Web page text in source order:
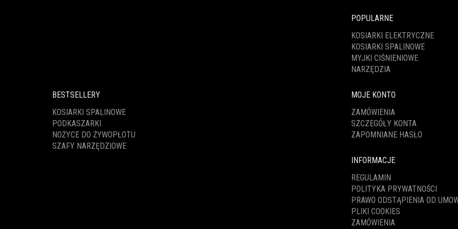
POPULARNE
KOSIARKI ELEKTRYCZNE
KOSIARKI SPALINOWE
MYJKI CIŚNIENIOWE
NARZĘDZIA
BESTSELLERY
KOSIARKI SPALINOWE
PODKASZARKI
NOŻYCE DO ŻYWOPŁOTU
SZAFY NARZĘDZIOWE
MOJE KONTO
ZAMÓWIENIA
SZCZEGÓŁY KONTA
ZAPOMNIANE HASŁO
INFORMACJE
REGULAMIN
POLITYKA PRYWATNOŚCI
PRAWO ODSTĄPIENIA OD
PLIKI COOKIES
ZAMÓWIENIA